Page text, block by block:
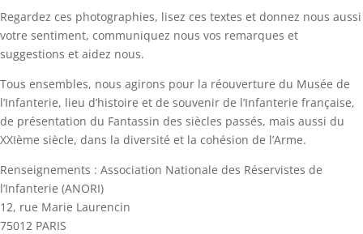
Regardez ces photographies, lisez ces textes et donnez nous aussi
votre sentiment, communiquez nous vos remarques et
suggestions et aidez nous.
Tous ensembles, nous agirons pour la réouverture du Musée de
l’Infanterie, lieu d’histoire et de souvenir de l’Infanterie française,
de présentation du Fantassin des siècles passés, mais aussi du
XXIème siècle, dans la diversité et la cohésion de l’Arme.
Renseignements : Association Nationale des Réservistes de
l’Infanterie (ANORI)
12, rue Marie Laurencin
75012 PARIS